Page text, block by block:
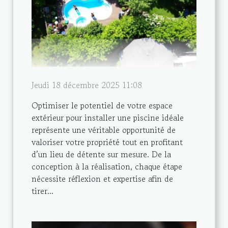
Jeudi 18 décembre 2025 11:08
Optimiser le potentiel de votre espace
extérieur pour installer une piscine idéale
représente une véritable opportunité de
valoriser votre propriété tout en profitant
d’un lieu de détente sur mesure. De la
conception à la réalisation, chaque étape
nécessite réflexion et expertise afin de
tirer...